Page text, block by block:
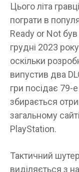
Цього літа
пограти в
Ready or Not
грудні 2023
оскільки
випустив два
гри посідає 79-
збирається
загальному
PlayStation.
Тактичний
виділяється з